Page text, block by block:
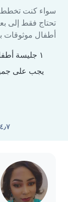
سواء كنت تخطط
تحتاج فقط إلى
أطفال موثوقات
١ جليسة أطفال نشطة في صلالة
يجب على
٤٫٧ / ٥